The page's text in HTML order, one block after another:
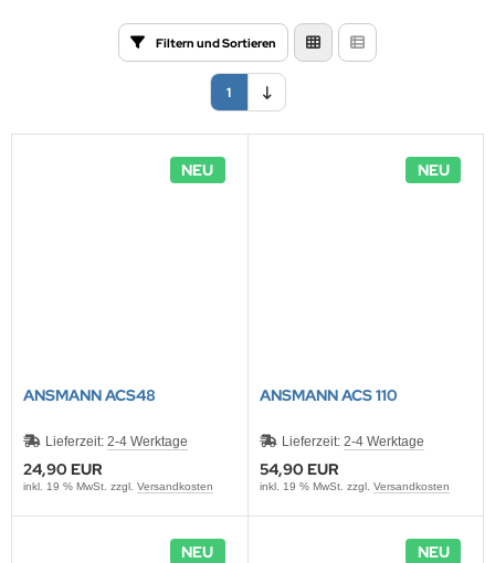
Filtern und Sortieren
1
NEU
ANSMANN ACS48
Lieferzeit: 2-4 Werktage
24,90 EUR
inkl. 19 % MwSt. zzgl. Versandkosten
NEU
ANSMANN ACS 110
Lieferzeit: 2-4 Werktage
54,90 EUR
inkl. 19 % MwSt. zzgl. Versandkosten
NEU NEU